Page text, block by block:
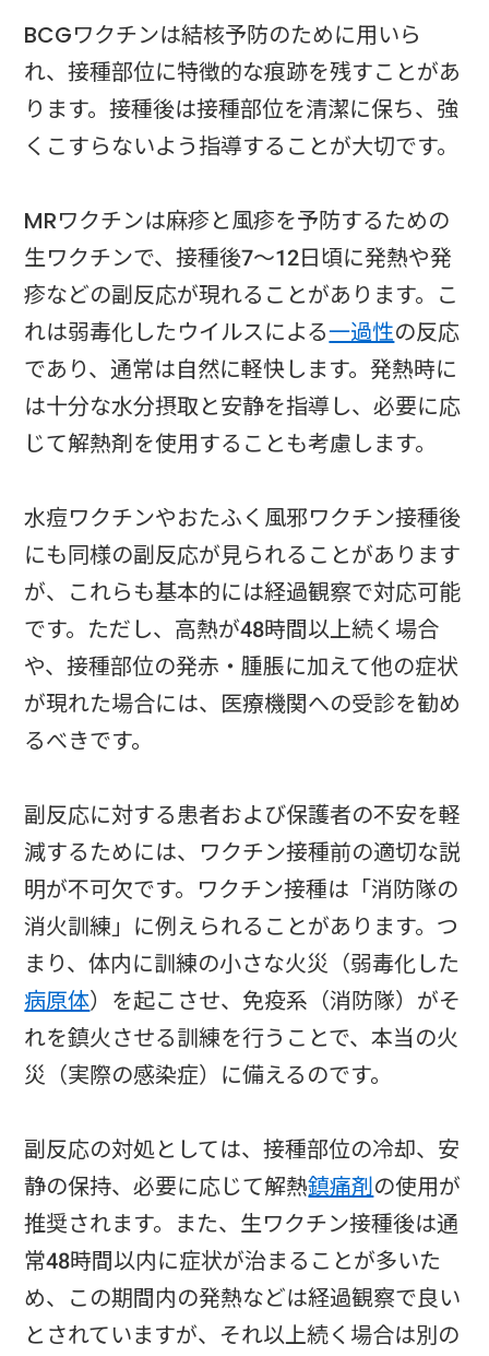
BCGワクチンは結核予防のために用いら
れ、接種部位に特徴的な痕跡を残すことがあ
ります。接種後は接種部位を清潔に保ち、強
くこすらないよう指導することが大切です。
MRワクチンは麻疹と風疹を予防するための
生ワクチンで、接種後7〜12日頃に発熱や発
疹などの副反応が現れることがあります。こ
れは弱毒化したウイルスによる一過性の反応
であり、通常は自然に軽快します。発熱時に
は十分な水分摂取と安静を指導し、必要に応
じて解熱剤を使用することも考慮します。
水痘ワクチンやおたふく風邪ワクチン接種後
にも同様の副反応が見られることがあります
が、これらも基本的には経過観察で対応可能
です。ただし、高熱が48時間以上続く場合
や、接種部位の発赤・腫脹に加えて他の症状
が現れた場合には、医療機関への受診を勧め
るべきです。
副反応に対する患者および保護者の不安を軽
減するためには、ワクチン接種前の適切な説
明が不可欠です。ワクチン接種は「消防隊の
消火訓練」に例えられることがあります。つ
まり、体内に訓練の小さな火災（弱毒化した
病原体）を起こさせ、免疫系（消防隊）がそ
れを鎮火させる訓練を行うことで、本当の火
災（実際の感染症）に備えるのです。
副反応の対処としては、接種部位の冷却、安
静の保持、必要に応じて解熱鎮痛剤の使用が
推奨されます。また、生ワクチン接種後は通
常48時間以内に症状が治まることが多いた
め、この期間内の発熱などは経過観察で良い
とされていますが、それ以上続く場合は別の